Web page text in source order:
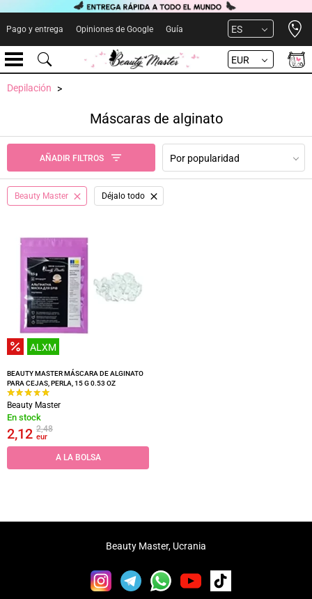
Pago y entrega Opiniones de Google Guía ES
EUR
Depilación
Máscaras de alginato
AÑADIR FILTROS Por popularidad
Beauty Master Déjalo todo
ALXM
BEAUTY MASTER MÁSCARA DE ALGINATO
PARA CEJAS, PERLA, 15 G 0.53 OZ
Beauty Master
En stock
2,12 2,48
eur
A LA BOLSA
Beauty Master, Ucrania